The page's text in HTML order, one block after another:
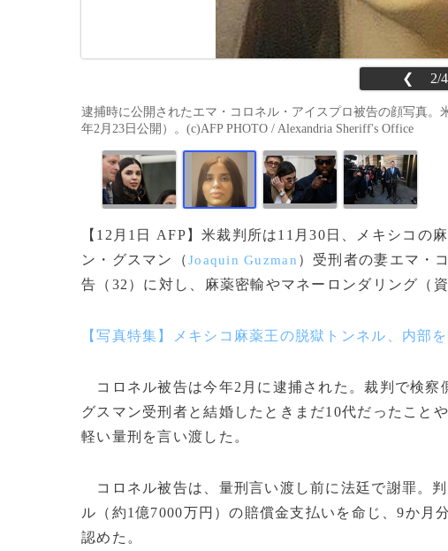
❮ 2/4
逮捕時に公開されたエマ・コロネル・アイスプロ被告の顔写真
年2月23日公開）。(c)AFP PHOTO / Alexandria Sheriff's Office
【12月1日 AFP】米裁判所は11月30日、メキシコの
ン・グスマン（Joaquin Guzman ）受刑者の妻エマ・
告（32）に対し、麻薬密輸やマネーロンダリング（
【写真特集】メキシコ麻薬王の脱獄トンネル、内部
コロネル被告は今年2月に逮捕された。裁判で検察
グスマン受刑者と結婚したときまだ10代だったこと
軽い量刑を言い渡した。
コロネル被告は、量刑言い渡し前に法廷で謝罪。
ル（約1億7000万円）の賠償金支払いを命じ、9か月
認めた。